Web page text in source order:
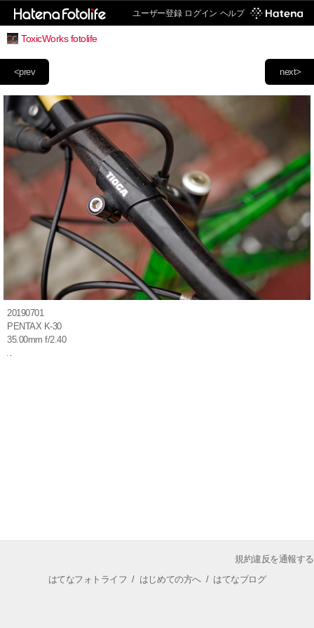
ユーザー登録 ログイン ヘルプ
ToxicWorks fotolife
next>
<prev
20190701
PENTAX K-30
35.00mm f/2.40
規約違反を通報する
はてなフォトライフ / はじめての方へ/ はてなブログ